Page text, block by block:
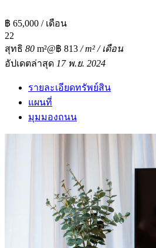
฿ 65,000 / เดือน
22
สุทธิ 80 m²@฿ 813 / m² / เดือน
อัปเดตล่าสุด 17 พ.ย. 2024
รายละเอียดทรัพย์สิน
แผนที่
มุมมองถนน